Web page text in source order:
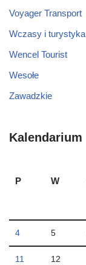
Voyager Transport
Wczasy i turystyka
Wencel Tourist
Wesołe
Zawadzkie
Kalendarium
P
W
4 5
11 12